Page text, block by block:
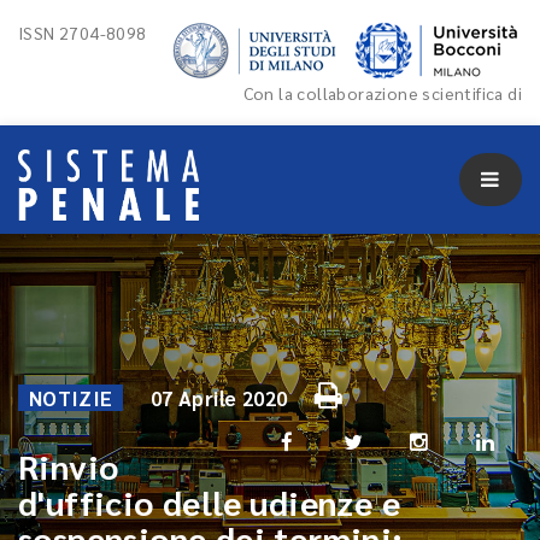
ISSN 2704-8098
Con la collaborazione scientifica di
NOTIZIE 07 Aprile 2020
Rinvio
d'ufficio delle udienze e